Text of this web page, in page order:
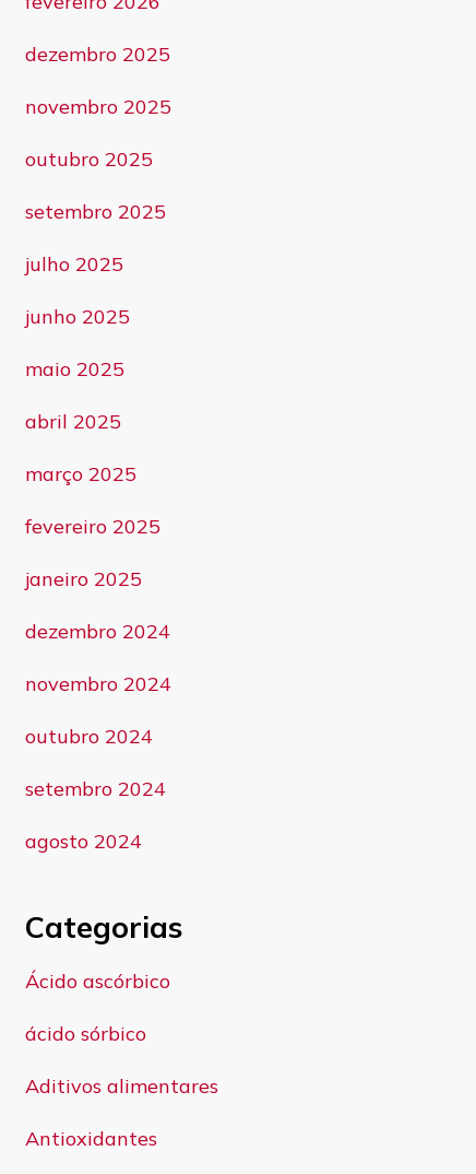
dezembro 2025
novembro 2025
outubro 2025
setembro 2025
julho 2025
junho 2025
maio 2025
abril 2025
março 2025
fevereiro 2025
janeiro 2025
dezembro 2024
novembro 2024
outubro 2024
setembro 2024
agosto 2024
Categorias
Ácido ascórbico
ácido sórbico
Aditivos alimentares
Antioxidantes